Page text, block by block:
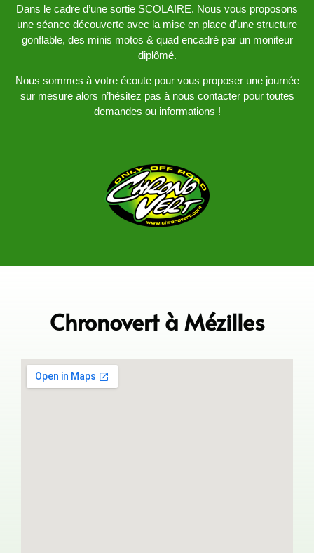
Dans le cadre d’une sortie SCOLAIRE. Nous vous proposons
une séance découverte avec la mise en place d’une structure
gonflable, des minis motos & quad encadré par un moniteur
diplômé.
Nous sommes à votre écoute pour vous proposer une journée
sur mesure alors n’hésitez pas à nous contacter pour toutes
demandes ou informations !
Chronovert à Mézilles